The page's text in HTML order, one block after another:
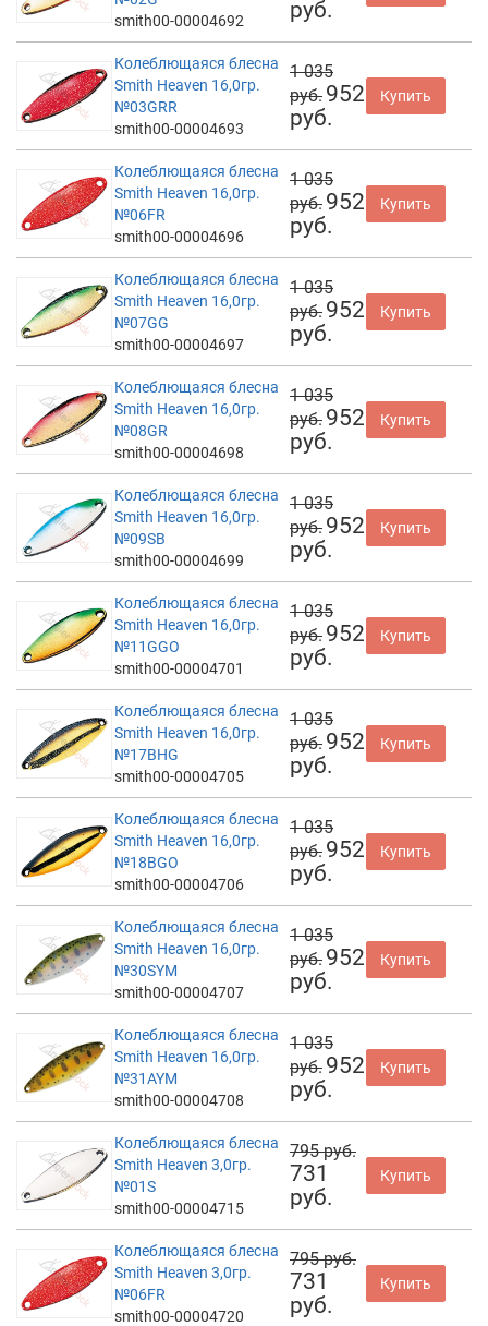
smith00-00004692
руб.
Колеблющаяся блесна
Smith Heaven 16,0гр.
№03GRR
smith00-00004693
1 035
руб. 952
руб.
Купить
Колеблющаяся блесна
Smith Heaven 16,0гр.
№06FR
smith00-00004696
1 035
руб. 952
руб.
Купить
Колеблющаяся блесна
Smith Heaven 16,0гр.
№07GG
smith00-00004697
1 035
руб. 952
руб.
Купить
Колеблющаяся блесна
Smith Heaven 16,0гр.
№08GR
smith00-00004698
1 035
руб. 952
руб.
Купить
Колеблющаяся блесна
Smith Heaven 16,0гр.
№09SB
smith00-00004699
1 035
руб. 952
руб.
Купить
Колеблющаяся блесна
Smith Heaven 16,0гр.
№11GGO
smith00-00004701
1 035
руб. 952
руб.
Купить
Колеблющаяся блесна
Smith Heaven 16,0гр.
№17BHG
smith00-00004705
1 035
руб. 952
руб.
Купить
Колеблющаяся блесна
Smith Heaven 16,0гр.
№18BGO
smith00-00004706
1 035
руб. 952
руб.
Купить
Колеблющаяся блесна
Smith Heaven 16,0гр.
№30SYM
smith00-00004707
1 035
руб. 952
руб.
Купить
Колеблющаяся блесна
Smith Heaven 16,0гр.
№31AYM
smith00-00004708
1 035
руб. 952
руб.
Купить
Колеблющаяся блесна
Smith Heaven 3,0гр.
№01S
smith00-00004715
795 руб.
731
руб.
Купить
Колеблющаяся блесна
Smith Heaven 3,0гр.
№06FR
smith00-00004720
795 руб.
731
руб.
Купить